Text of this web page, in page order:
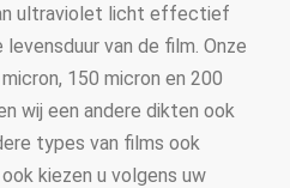
ultraviolet licht effectief
van de film. Onze
150 micron en 200
wij een andere dikten ook
types van films ook
kiezen u volgens uw